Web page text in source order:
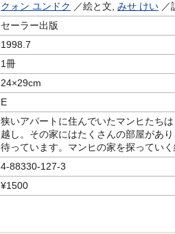
クォン ユンドク ／絵と文, みせ けい
セーラー出版
1998.7
1冊
24×29cm
E
狭いアパートに住んでいたマンヒたち
越し。その家にはたくさんの部屋があ
待っています。マンヒの家を探ってい
4-88330-127-3
¥1500